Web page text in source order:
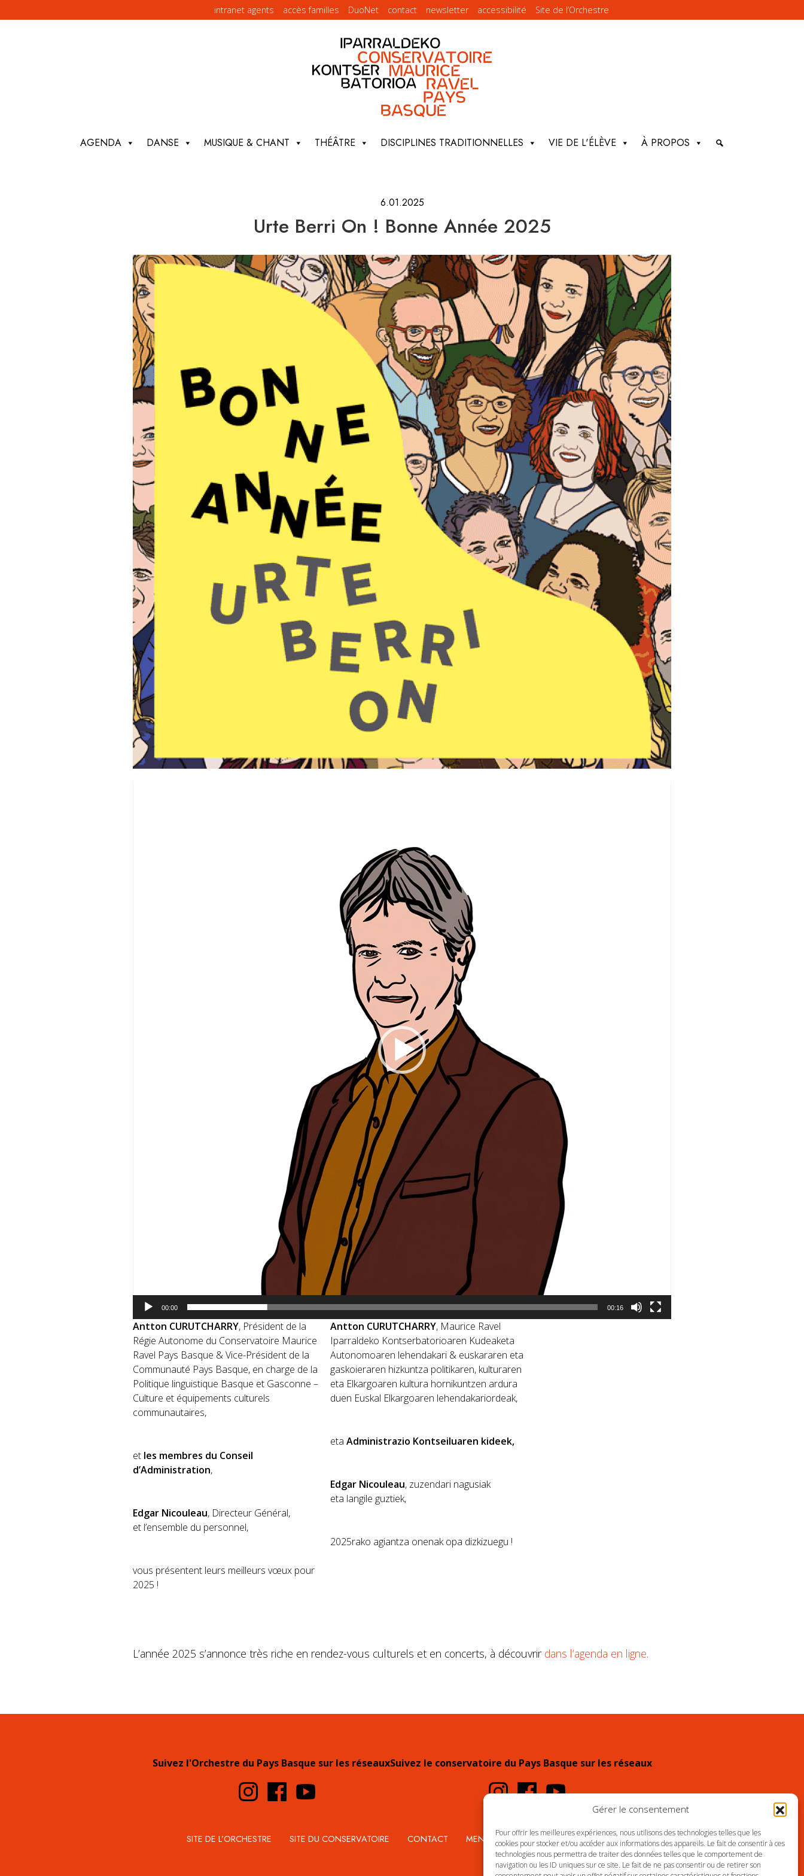
Gérer le consentement
Pour offrir les meilleures expériences, nous utilisons des technologies telles que les
cookies pour stocker et/ou accéder aux informations des appareils. Le fait de consentir à ces
technologies nous permettra de traiter des données telles que le comportement de
navigation ou les ID uniques sur ce site. Le fait de ne pas consentir ou de retirer son
intranet agents accès familles DuoNet contact newsletter accessibilité Site de l’Orchestre
AGENDA DANSE MUSIQUE & CHANT THÉÂTRE DISCIPLINES TRADITIONNELLES VIE DE L'ÉLÈVE À PROPOS
6.01.2025
Urte Berri On ! Bonne Année 2025
00:00 00:16
Antton CURUTCHARRY, Président de la
Régie Autonome du Conservatoire Maurice
Ravel Pays Basque & Vice-Président de la
Communauté Pays Basque, en charge de la
Politique linguistique Basque et Gasconne –
Culture et équipements culturels
communautaires,
et les membres du Conseil
d’Administration,
Edgar Nicouleau, Directeur Général,
et l’ensemble du personnel,
vous présentent leurs meilleurs vœux pour
2025 !
Antton CURUTCHARRY, Maurice Ravel
Iparraldeko Kontserbatorioaren Kudeaketa
Autonomoaren lehendakari & euskararen eta
gaskoieraren hizkuntza politikaren, kulturaren
eta Elkargoaren kultura hornikuntzen ardura
duen Euskal Elkargoaren lehendakariordeak,
eta Administrazio Kontseiluaren kideek,
Edgar Nicouleau, zuzendari nagusiak
eta langile guztiek,
2025rako agiantza onenak opa dizkizuegu !
L’année 2025 s’annonce très riche en rendez-vous culturels et en concerts, à découvrir dans l’agenda en ligne.
Suivez l'Orchestre du Pays Basque sur les réseauxSuivez le conservatoire du Pays Basque sur les réseaux
SITE DE L’ORCHESTRE SITE DU CONSERVATOIRE CONTACT MENTIONS LÉGALES PLAN DU SITE